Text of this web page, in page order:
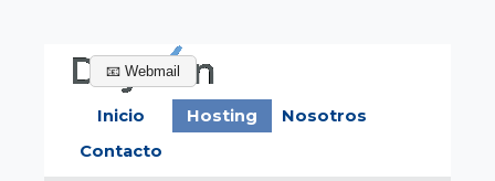
📧 Webmail
Saltar menú
Inicio Hosting
Nosotros
Contacto